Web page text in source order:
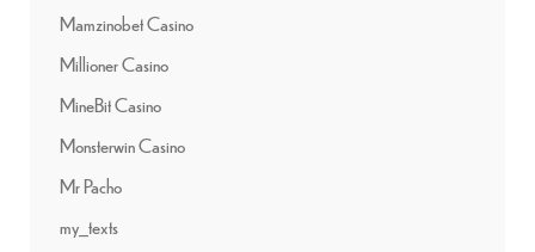
Mamzinobet Casino
Millioner Casino
MineBit Casino
Monsterwin Casino
Mr Pacho
my_texts